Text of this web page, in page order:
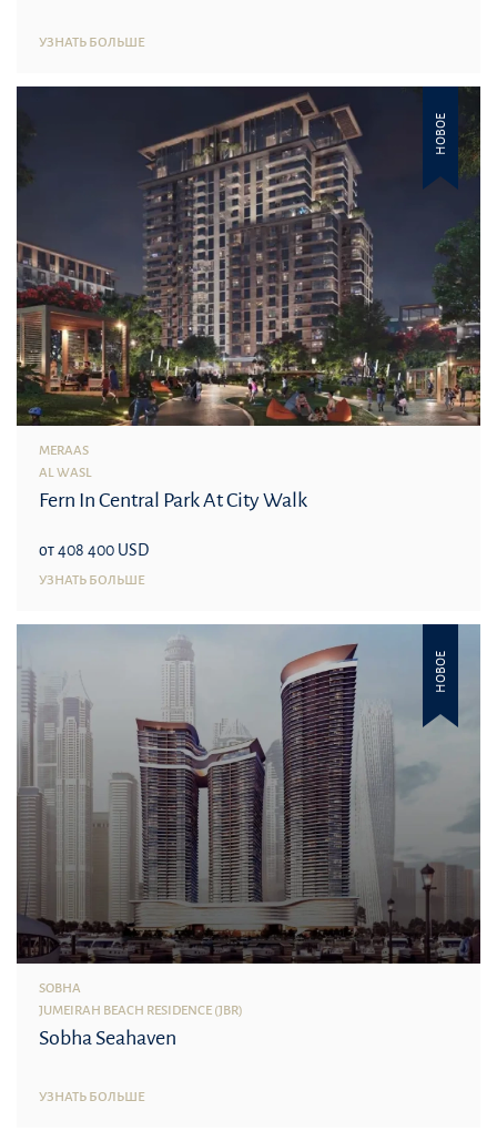
УЗНАТЬ БОЛЬШЕ
НОВОЕ
MERAAS
AL WASL
Fern In Central Park At City Walk
от 408 400 USD
УЗНАТЬ БОЛЬШЕ
НОВОЕ
SOBHA
JUMEIRAH BEACH RESIDENCE (JBR)
Sobha Seahaven
УЗНАТЬ БОЛЬШЕ